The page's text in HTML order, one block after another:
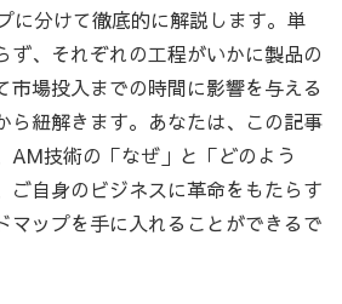
に分けて徹底的に解説します。単
ず、それぞれの工程がいかに製品の
市場投入までの時間に影響を与える
ら紐解きます。あなたは、この記事
AM技術の「なぜ」と「どのよう
ご自身のビジネスに革命をもたらす
マップを手に入れることができるで